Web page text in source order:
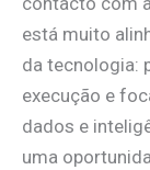
está muito
da tecnologia:
execução e
dados e
uma